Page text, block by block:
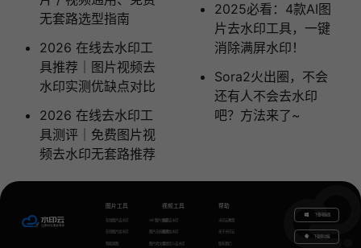
无套路选型指南
2026 在线去水印工
具推荐｜图片视频去
水印实测优缺点对比
2026 在线去水印工
具测评｜免费图片视
频去水印无套路推荐
2025必看：4款AI图
片去水印工具，一键
消除满屏水印！
Sora2火出圈，不会
还有人不会去水印
吧？方法来了~
图片工具
在线图片去水印
在线图片加水印
智能抠图
GIF图片生成
图片无损放大
图片转文字
视频工具
视频去水印
视频加水印
视频怎么去水印
帮助
水印云教程
关于水印云
联系我们
下载电脑版
下载移动端